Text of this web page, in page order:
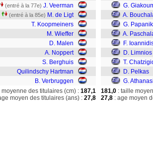
(entré à la 77e) J. Veerman
(entré à la 85e) M. de Ligt
T. Koopmeiners
M. Wieffer
D. Malen
A. Noppert
S. Berghuis
Quilindschy Hartman
B. Verbruggen
G.
A.
G.
A.
F.
D. Limnios
T.
D. Pelkas
G.
des titulaires (cm) : 187,1
moyen des titulaires (ans) : 27,8
181,0 : taille
27,8 : age moyen